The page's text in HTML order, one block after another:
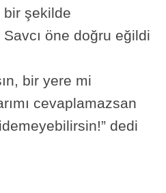
bir şekilde
öne doğru eğildi
bir yere mi
cevaplamazsan
dedi